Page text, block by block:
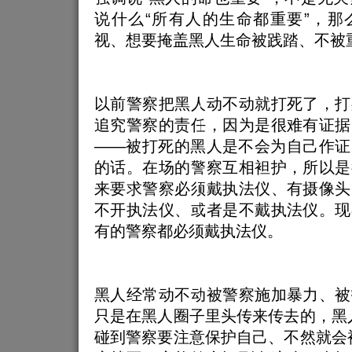
说什么“所有人的生命都重要”，那
视、想要掩盖黑人生命被践踏、不被
以前警察把黑人动不动就打死了，
追究警察的责任，因为是很难有证
——被打死的黑人是不会为自己作证
的话。在场的警察互相袒护，所以
来要求警察必须戴执法仪、有摄像
不开执法仪、或者是不戴执法仪。
有的警察都必须戴执法仪。
黑人经常动不动被警察施加暴力、
只是在黑人圈子里头传来传去的，
碰到警察要注意保护自己、不然就会